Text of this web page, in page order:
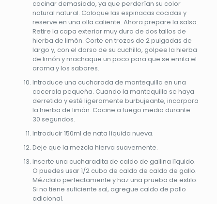
cocinar demasiado, ya que perderían su color
natural natural. Coloque las espinacas cocidas y
reserve en una olla caliente. Ahora prepare la salsa.
Retire la capa exterior muy dura de dos tallos de
hierba de limón. Corte en trozos de 2 pulgadas de
largo y, con el dorso de su cuchillo, golpee la hierba
de limón y machaque un poco para que se emita el
aroma y los sabores.
Introduce una cucharada de mantequilla en una
cacerola pequeña. Cuando la mantequilla se haya
derretido y esté ligeramente burbujeante, incorpora
la hierba de limón. Cocine a fuego medio durante
30 segundos.
Introducir 150ml de nata líquida nueva.
Deje que la mezcla hierva suavemente.
Inserte una cucharadita de caldo de gallina líquido.
O puedes usar 1/2 cubo de caldo de caldo de gallo.
Mézclalo perfectamente y haz una prueba de estilo.
Si no tiene suficiente sal, agregue caldo de pollo
adicional.